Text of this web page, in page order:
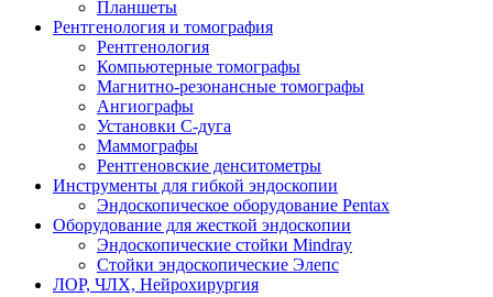
Планшеты
Рентгенология и томография
Рентгенология
Компьютерные томографы
Магнитно-резонансные томографы
Ангиографы
Установки С-дуга
Маммографы
Рентгеновские денситометры
Инструменты для гибкой эндоскопии
Эндоскопическое оборудование Pentax
Оборудование для жесткой эндоскопии
Эндоскопические стойки Mindray
Стойки эндоскопические Элепс
ЛОР, ЧЛХ, Нейрохирургия